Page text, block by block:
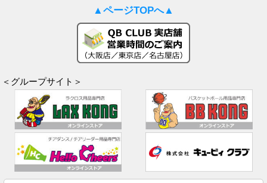
▲ページTOPへ▲
＜グループサイト＞